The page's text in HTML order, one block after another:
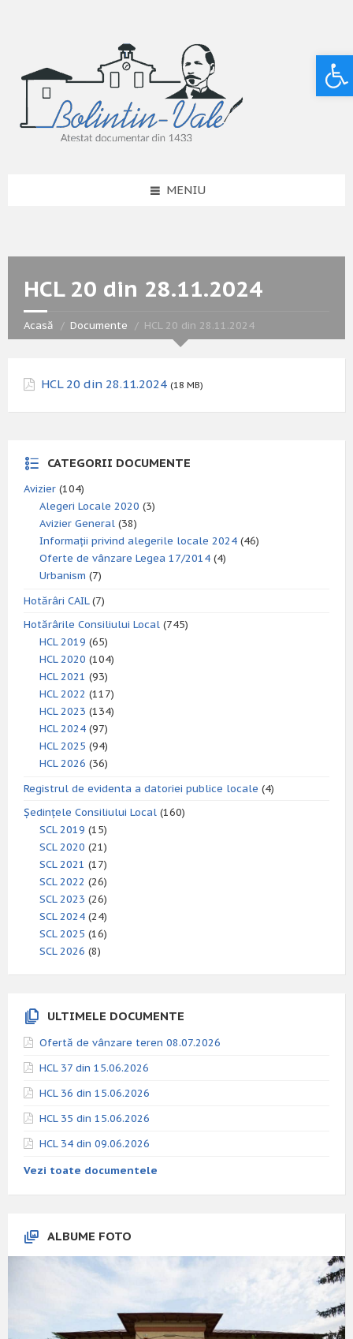
MENIU
HCL 20 din 28.11.2024
Acasă Documente HCL 20 din 28.11.2024
HCL 20 din 28.11.2024 (18 MB)
CATEGORII DOCUMENTE
Avizier (104)
Alegeri Locale 2020 (3)
Avizier General (38)
Informații privind alegerile locale 2024 (46)
Oferte de vânzare Legea 17/2014 (4)
Urbanism (7)
Hotărâri CAIL(7)
Hotărârile Consiliului Local (745)
HCL 2019 (65)
HCL 2020 (104)
HCL 2021 (93)
HCL 2022 (117)
HCL 2023 (134)
HCL 2024 (97)
HCL 2025 (94)
HCL 2026 (36)
Registrul de evidenta a datoriei publice locale (4)
Ședințele Consiliului Local (160)
SCL 2019 (15)
SCL 2020 (21)
SCL 2021 (17)
SCL 2022 (26)
SCL 2023 (26)
SCL 2024 (24)
SCL 2025 (16)
SCL 2026 (8)
ULTIMELE DOCUMENTE
Ofertă de vânzare teren 08.07.2026
HCL 37 din 15.06.2026
HCL 36 din 15.06.2026
HCL 35 din 15.06.2026
HCL 34 din 09.06.2026
Vezi toate documentele
ALBUME FOTO
Deschide bara de unelte